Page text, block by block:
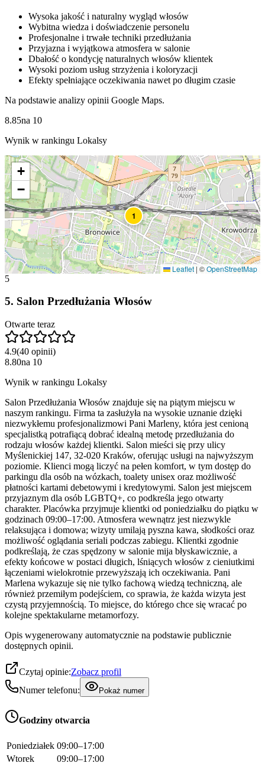
Wysoka jakość i naturalny wygląd włosów
Wybitna wiedza i doświadczenie personelu
Profesjonalne i trwałe techniki przedłużania
Przyjazna i wyjątkowa atmosfera w salonie
Dbałość o kondycję naturalnych włosów klientek
Wysoki poziom usług strzyżenia i koloryzacji
Efekty spełniające oczekiwania nawet po długim czasie
Na podstawie analizy opinii Google Maps.
8.85na 10
Wynik w rankingu Lokalsy
1
+
−
Leaflet | ©OpenStreetMap
5
5. Salon Przedłużania Włosów
Otwarte teraz
4.9(40 opinii)
8.80na 10
Wynik w rankingu Lokalsy
Salon Przedłużania Włosów znajduje się na piątym miejscu w
naszym rankingu. Firma ta zasłużyła na wysokie uznanie dzięki
niezwykłemu profesjonalizmowi Pani Marleny, która jest cenioną
specjalistką potrafiącą dobrać idealną metodę przedłużania do
rodzaju włosów każdej klientki. Salon mieści się przy ulicy
Myślenickiej 147, 32-020 Kraków, oferując usługi na najwyższym
poziomie. Klienci mogą liczyć na pełen komfort, w tym dostęp do
parkingu dla osób na wózkach, toalety unisex oraz możliwość
płatności kartami debetowymi i kredytowymi. Salon jest miejscem
przyjaznym dla osób LGBTQ+, co podkreśla jego otwarty
charakter. Placówka przyjmuje klientki od poniedziałku do piątku w
godzinach 09:00–17:00. Atmosfera wewnątrz jest niezwykle
relaksująca i domowa; wizyty umilają pyszna kawa, słodkości oraz
możliwość oglądania seriali podczas zabiegu. Klientki zgodnie
podkreślają, że czas spędzony w salonie mija błyskawicznie, a
efekty końcowe w postaci długich, lśniących włosów z cieniutkimi
łączeniami wielokrotnie przewyższają ich oczekiwania. Pani
Marlena wykazuje się nie tylko fachową wiedzą techniczną, ale
również przemiłym podejściem, co sprawia, że każda wizyta jest
czystą przyjemnością. To miejsce, do którego chce się wracać po
kolejne spektakularne metamorfozy.
Opis wygenerowany automatycznie na podstawie publicznie
dostępnych opinii.
Czytaj opinie:Zobacz profil
Numer telefonu:
Pokaż numer
Godziny otwarcia
Poniedziałek 09:00–17:00
Wtorek
09:00–17:00